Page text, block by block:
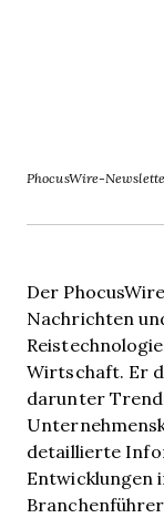
PhocusWire-
Der
Nachrichten
Wirtschaft. Er
darunter
detaillierte
Entwicklungen